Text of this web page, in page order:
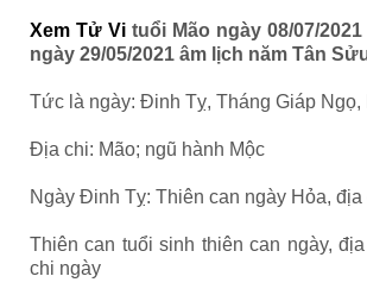
Xem Tử Vi tuổi Mão ngày 08/07/
ngày 29/05/2021 âm lịch năm Tân
Tức là ngày: Đinh Tỵ, Tháng Giáp Ngọ,
Địa chi: Mão; ngũ hành Mộc
Ngày Đinh Tỵ: Thiên can ngày Hỏa, địa
Thiên can tuổi sinh thiên can ngày,
chi ngày